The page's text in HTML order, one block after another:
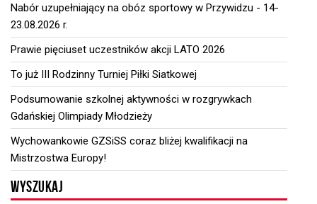
Nabór uzupełniający na obóz sportowy w Przywidzu - 14-
23.08.2026 r.
Prawie pięciuset uczestników akcji LATO 2026
To już III Rodzinny Turniej Piłki Siatkowej
Podsumowanie szkolnej aktywności w rozgrywkach
Gdańskiej Olimpiady Młodzieży
Wychowankowie GZSiSS coraz bliżej kwalifikacji na
Mistrzostwa Europy!
WYSZUKAJ